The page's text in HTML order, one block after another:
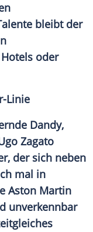
bleibt der
oder
Linie
Dandy,
Zagato
der sich neben
mal in
Aston Martin
unverkennbar